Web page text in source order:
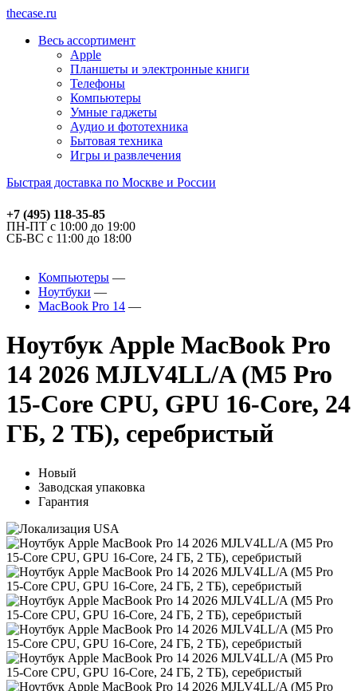
thecase.ru
Весь ассортимент
Apple
Планшеты и электронные книги
Телефоны
Компьютеры
Умные гаджеты
Аудио и фототехника
Бытовая техника
Игры и развлечения
Быстрая доставка по Москве и России
+7 (495) 118-35-85
ПН-ПТ с 10:00 до 19:00
СБ-ВС с 11:00 до 18:00
Компьютеры
Ноутбуки
MacBook Pro 14
Ноутбук Apple MacBook Pro
14 2026 MJLV4LL/A (M5 Pro
15-Core CPU, GPU 16-Core, 24
ГБ, 2 ТБ), серебристый
Новый
Заводская упаковка
Гарантия